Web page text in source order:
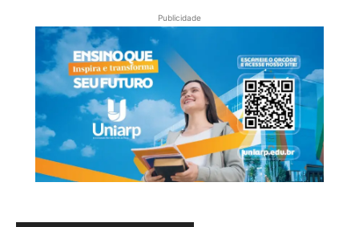
Publicidade